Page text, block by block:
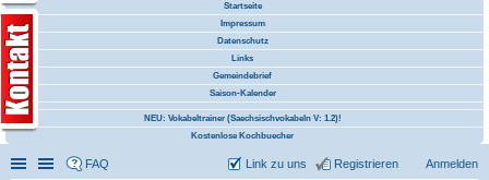
Startseite
Impressum
Datenschutz
Links
Gemeindebrief
Saison-Kalender
NEU: Vokabeltrainer (Saechsischvokabeln V: 1.2)!
Kostenlose Kochbuecher
Schnellzugriff
Linkliste
FAQ Anmelden
Registrieren
Link zu uns